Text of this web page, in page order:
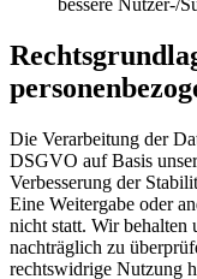
bessere Nutzer-/
Die Verarbeitung der
DSGVO auf Basis
Verbesserung der
Eine Weitergabe oder
nicht statt. Wir behalten
nachträglich zu
rechtswidrige Nutzung